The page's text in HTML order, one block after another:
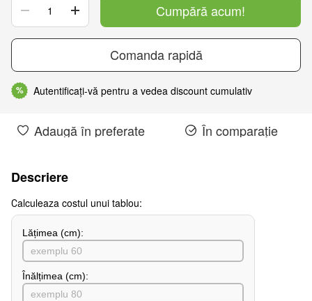
Cumpără acum!
Comanda rapidă
% Autentificați-vă pentru a vedea discount cumulativ
Adaugă în preferate În comparație
Descriere
Сalculeaza costul unui tablou:
Lățimea (сm):
Înălțimea (cm):